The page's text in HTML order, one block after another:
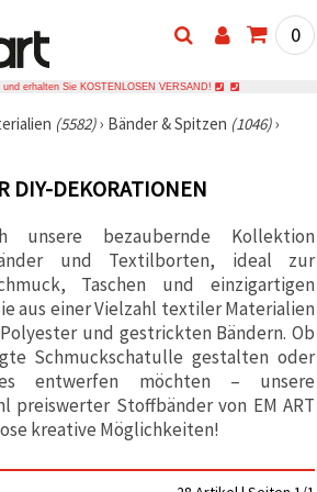
0
erhalten Sie KOSTENLOSEN VERSAND!
(5582)› Bänder & Spitzen (1046)›
DIY-DEKORATIONEN
unsere bezaubernde Kollektion
und Textilborten, ideal zur
Taschen und einzigartigen
aus einer Vielzahl textiler Materialien
und gestrickten Bändern. Ob
Schmuckschatulle gestalten oder
entwerfen möchten – unsere
preiswerter Stoffbänder von EM ART
kreative Möglichkeiten!